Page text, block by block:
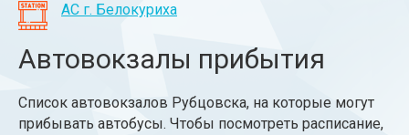
АС г. Белокуриха
Автовокзалы прибытия
Список автовокзалов Рубцовска, на которые могут
прибывать автобусы. Чтобы посмотреть расписание,